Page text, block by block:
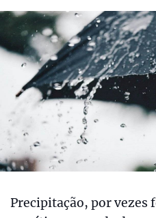
Precipitação, por vezes